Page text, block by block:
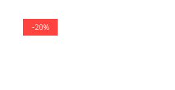
-20%